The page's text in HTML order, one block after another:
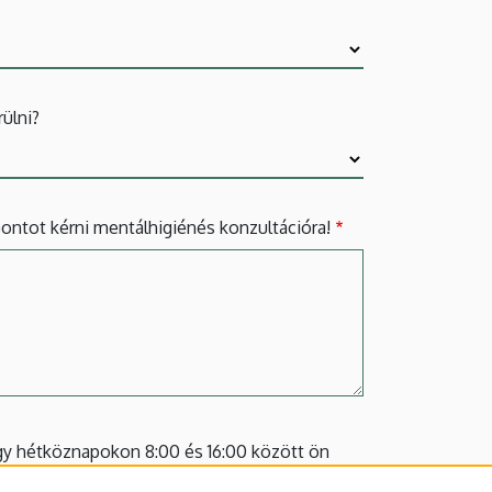
kérni mentálhigiénés konzultációra!
hétköznapokon 8:00 és 16:00 között ön